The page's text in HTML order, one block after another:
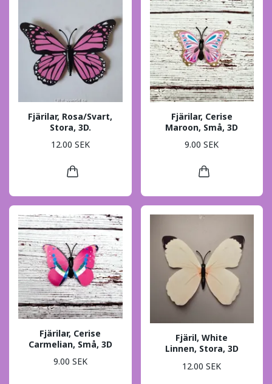
Fjärilar, Rosa/Svart,
Stora, 3D.
12.00 SEK
Fjärilar, Cerise
Maroon, Små, 3D
9.00 SEK
Fjärilar, Cerise
Carmelian, Små, 3D
9.00 SEK
Fjäril, White
Linnen, Stora, 3D
12.00 SEK